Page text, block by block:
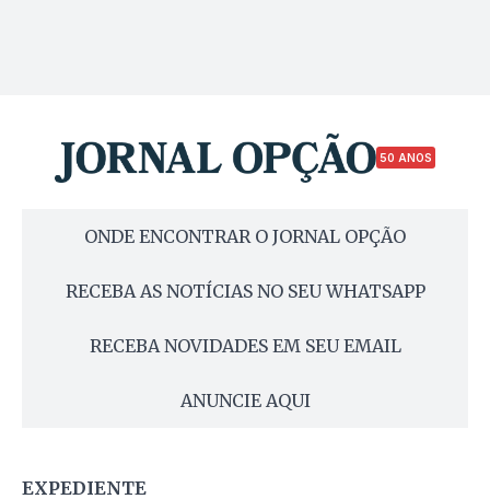
50 ANOS
ONDE ENCONTRAR O JORNAL OPÇÃO
RECEBA AS NOTÍCIAS NO SEU WHATSAPP
RECEBA NOVIDADES EM SEU EMAIL
ANUNCIE AQUI
EXPEDIENTE